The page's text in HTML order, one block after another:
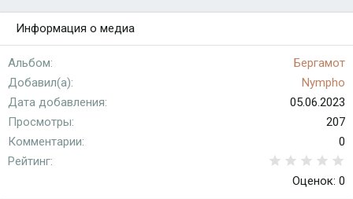
Информация о медиа
Альбом
Бергамот
Добавил(а)
Nympho
Дата добавления
05.06.2023
Просмотры
207
Комментарии
0
Рейтинг
Оценок: 0